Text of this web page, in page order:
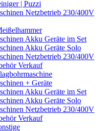
| Puzzi
Netzbetrieb 230/400V
Akku Geräte im Set
Akku Geräte Solo
Netzbetrieb 230/400V
Verkauf
+ Geräte
Akku Geräte im Set
Akku Geräte Solo
Netzbetrieb 230/400V
Verkauf